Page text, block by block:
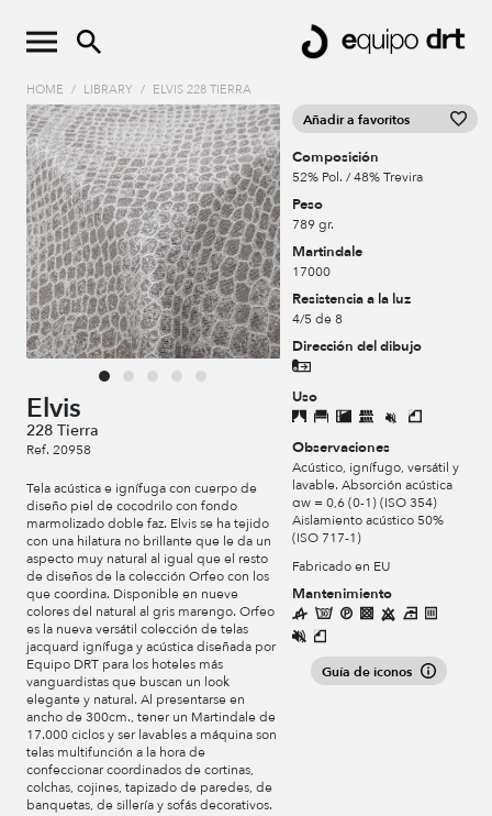
HOME / LIBRARY / ELVIS 228 TIERRA
Elvis
228 Tierra
Ref. 20958
Tela acústica e ignífuga con cuerpo de
diseño piel de cocodrilo con fondo
marmolizado doble faz. Elvis se ha tejido
con una hilatura no brillante que le da un
aspecto muy natural al igual que el resto
de diseños de la colección Orfeo con los
que coordina. Disponible en nueve
colores del natural al gris marengo. Orfeo
es la nueva versátil colección de telas
jacquard ignífuga y acústica diseñada por
Equipo DRT para los hoteles más
vanguardistas que buscan un look
elegante y natural. Al presentarse en
ancho de 300cm., tener un Martindale de
17.000 ciclos y ser lavables a máquina son
telas multifunción a la hora de
confeccionar coordinados de cortinas,
colchas, cojines, tapizado de paredes, de
banquetas, de sillería y sofás decorativos.
Añadir a favoritos
Composición
52% Pol. / 48% Trevira
Peso
789 gr.
Martindale
17000
Resistencia a la luz
4/5 de 8
Dirección del dibujo
Uso
Observaciones
Acústico, ignífugo, versátil y
lavable. Absorción acústica
αw = 0,6 (0-1) (ISO 354)
Aislamiento acústico 50%
(ISO 717-1)
Fabricado en EU
Mantenimiento
Guía de iconos